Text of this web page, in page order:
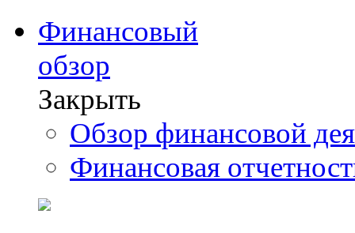
Финансовый
обзор
Закрыть
Обзор финансовой
Финансовая